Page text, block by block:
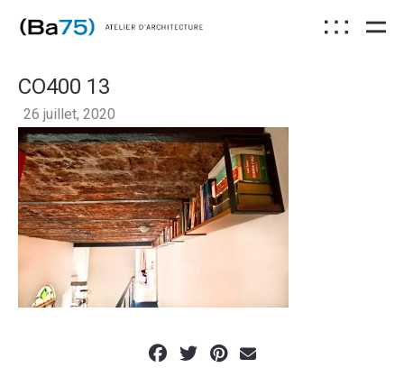
CO400 13
26 juillet, 2020